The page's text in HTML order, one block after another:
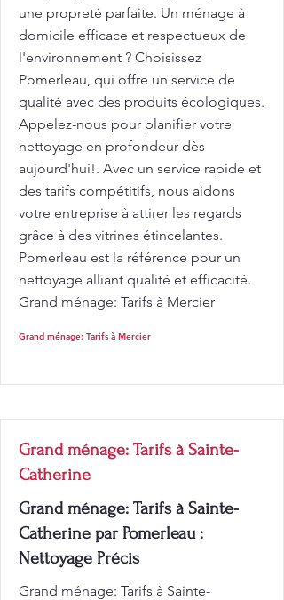
une propreté parfaite. Un ménage à
domicile efficace et respectueux de
l'environnement ? Choisissez
Pomerleau, qui offre un service de
qualité avec des produits écologiques.
Appelez-nous pour planifier votre
nettoyage en profondeur dès
aujourd'hui!. Avec un service rapide et
des tarifs compétitifs, nous aidons
votre entreprise à attirer les regards
grâce à des vitrines étincelantes.
Pomerleau est la référence pour un
nettoyage alliant qualité et efficacité.
Grand ménage: Tarifs à Mercier
Grand ménage: Tarifs à Mercier
Grand ménage: Tarifs à Sainte-
Catherine
Grand ménage: Tarifs à Sainte-
Catherine par Pomerleau :
Nettoyage Précis
Grand ménage: Tarifs à Sainte-